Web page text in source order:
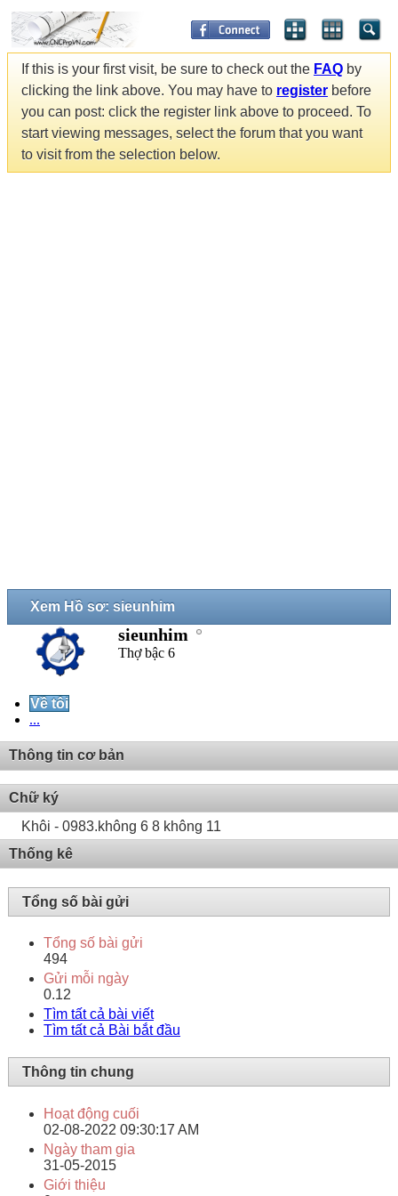
If this is your first visit, be sure to check out the FAQ by
clicking the link above. You may have to register before
you can post: click the register link above to proceed. To
start viewing messages, select the forum that you want
to visit from the selection below.
Xem Hồ sơ: sieunhim
sieunhim
Thợ bậc 6
Về tôi
...
Thông tin cơ bản
Chữ ký
Khôi - 0983.không 6 8 không 11
Thống kê
Tổng số bài gửi
Tổng số bài gửi
494
Gửi mỗi ngày
0.12
Tìm tất cả bài viết
Tìm tất cả Bài bắt đầu
Thông tin chung
Hoạt động cuối
02-08-2022 09:30:17 AM
Ngày tham gia
31-05-2015
Giới thiệu